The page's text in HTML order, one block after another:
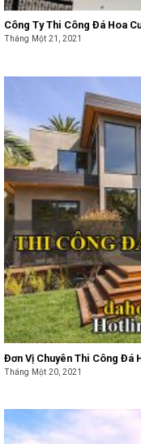
Công Ty Thi Công Đá Hoa
Tháng Một 21, 2021
Đơn Vị Chuyên Thi Công Đá
Tháng Một 20, 2021